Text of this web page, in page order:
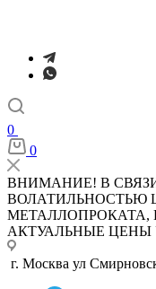
0
0
ВНИМАНИЕ! В
ВОЛАТИЛЬНОСТЬЮ
МЕТАЛЛОПРОКАТА,
АКТУАЛЬНЫЕ ЦЕНЫ
г. Москва ул